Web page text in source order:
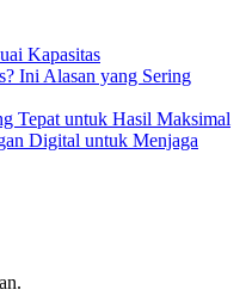
Kapasitas
Ini Alasan yang Sering
Tepat untuk Hasil Maksimal
Digital untuk Menjaga